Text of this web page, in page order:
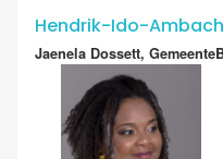
Hendrik-Ido-
Jaenela Dossett,